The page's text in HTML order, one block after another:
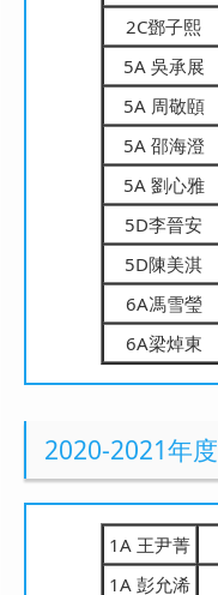
2C鄧子熙
5A 吳承展
5A 周敬頤
5A 邵海澄
5A 劉心雅
5D李晉安
5D陳美淇
6A馮雪瑩
6A梁焯東
2020-2021年度
1A 王尹菁
1A 彭允浠